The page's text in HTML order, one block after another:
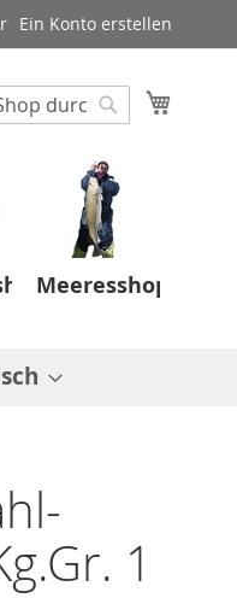
Ein Konto erstellen
Suche
Meeresshop
1